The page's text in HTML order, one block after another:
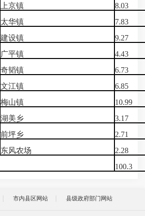
上京镇
8.03
太华镇
7.83
建设镇
9.27
广平镇
4.43
奇韬镇
6.73
文江镇
6.85
梅山镇
10.99
湖美乡
3.17
前坪乡
2.71
东风农场
2.28
100.3
市内县区网站 县级政府部门网站